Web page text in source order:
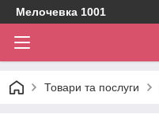
Мелочевка 1001
Товари та послуги